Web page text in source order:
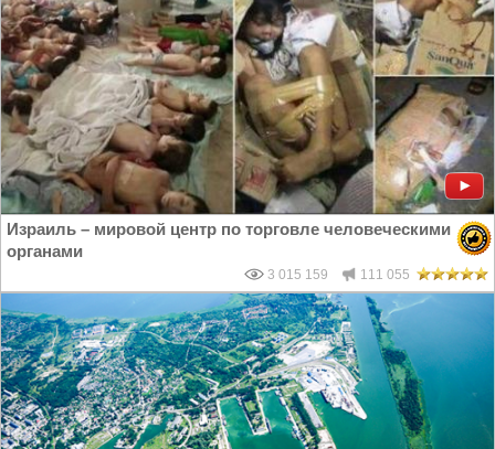
Израиль – мировой центр по торговле человеческими
органами
3 015 159 111 055